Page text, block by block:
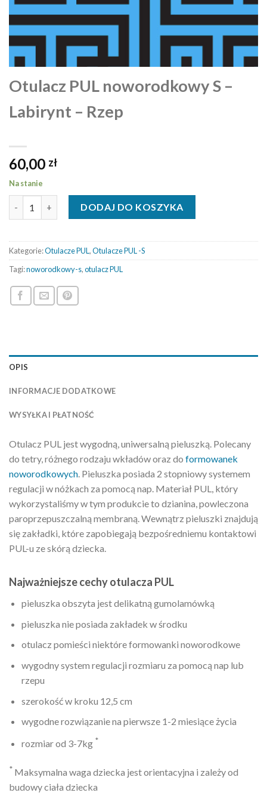
Otulacz PUL noworodkowy S –
Labirynt – Rzep
60,00 zł
Na stanie
ilość Otulacz PUL noworodkowy S - Labirynt - Rzep
DODAJ DO KOSZYKA
Kategorie:Otulacze PUL,Otulacze PUL -S
Tagi:noworodkowy-s,otulacz PUL
OPIS
INFORMACJE DODATKOWE
WYSYŁKA I PŁATNOŚĆ
Otulacz PUL jest wygodną, uniwersalną pieluszką. Polecany
do tetry, różnego rodzaju wkładów oraz do formowanek
noworodkowych. Pieluszka posiada 2 stopniowy systemem
regulacji w nóżkach za pomocą nap. Materiał PUL, który
wykorzystaliśmy w tym produkcie to dzianina, powleczona
paroprzepuszczalną membraną. Wewnątrz pieluszki znajdują
się zakładki, które zapobiegają bezpośredniemu kontaktowi
PUL-u ze skórą dziecka.
Najważniejsze cechy otulacza PUL
pieluszka obszyta jest delikatną gumolamówką
pieluszka nie posiada zakładek w środku
otulacz pomieści niektóre formowanki noworodkowe
wygodny system regulacji rozmiaru za pomocą nap lub
rzepu
szerokość w kroku 12,5 cm
wygodne rozwiązanie na pierwsze 1-2 miesiące życia
rozmiar od 3-7kg *
* Maksymalna waga dziecka jest orientacyjna i zależy od
budowy ciała dziecka